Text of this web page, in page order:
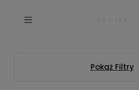
D A C T E R
Pokaż Filtry